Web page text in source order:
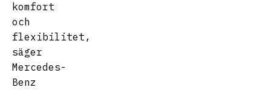
komfort
och
flexibilitet,
säger
Mercedes-
Benz